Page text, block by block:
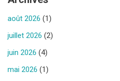
août 2026 (1)
juillet 2026 (2)
juin 2026 (4)
mai 2026 (1)